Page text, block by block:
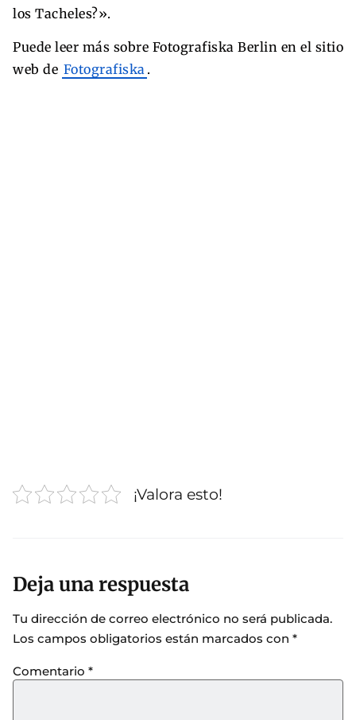
los Tacheles?».
Puede leer más sobre Fotografiska Berlin en el sitio
web de Fotografiska .
¡Valora esto!
Deja una respuesta
Tu dirección de correo electrónico no será publicada.
Los campos obligatorios están marcados con *
Comentario *